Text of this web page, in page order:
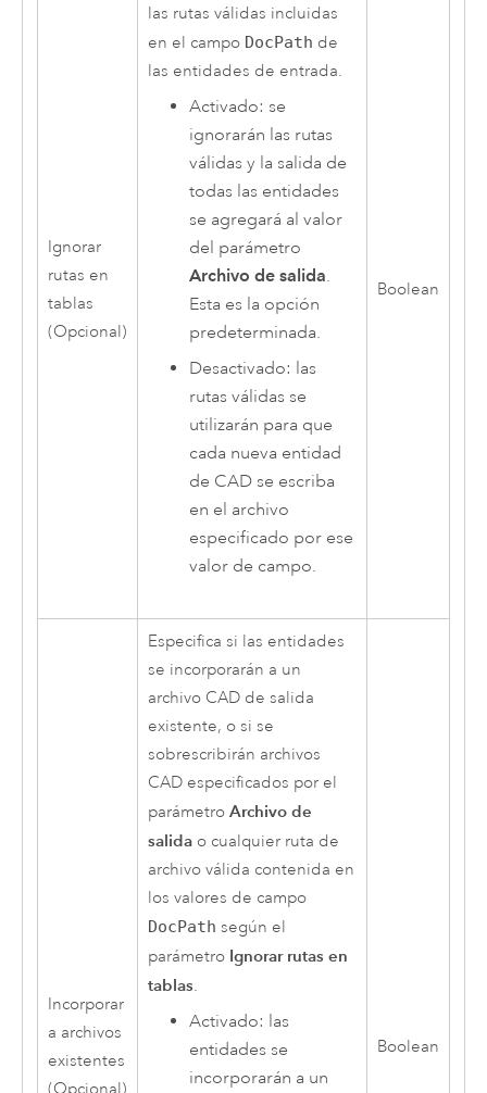
Ignorar
rutas en
tablas
(Opcional)
las rutas válidas incluidas
en el campo DocPath de
las entidades de entrada.
Activado: se
ignorarán las rutas
válidas y la salida de
todas las entidades
se agregará al valor
del parámetro
Archivo de salida.
Esta es la opción
predeterminada.
Desactivado: las
rutas válidas se
utilizarán para que
cada nueva entidad
de CAD se escriba
en el archivo
especificado por ese
valor de campo.
Boolean
Incorporar
a archivos
existentes
(Opcional)
Especifica si las entidades
se incorporarán a un
archivo CAD de salida
existente, o si se
sobrescribirán archivos
CAD especificados por el
parámetro Archivo de
salidao cualquier ruta de
archivo válida contenida en
los valores de campo
DocPath según el
parámetro Ignorar rutas en
tablas.
Activado: las
entidades se
incorporarán a un
Boolean